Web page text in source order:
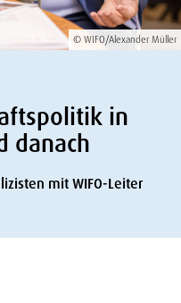
© WIFO/Alexander Müller
in
danach
mit WIFO-Leiter